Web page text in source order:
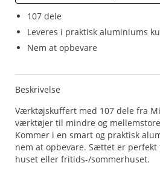
107 dele
Leveres i praktisk aluminiums
Nem at opbevare
Beskrivelse
Værktøjskuffert med 107 dele fra
værktøjer til mindre og
Kommer i en smart og praktisk
nem at opbevare. Sættet er
huset eller fritids-/sommerhuset.